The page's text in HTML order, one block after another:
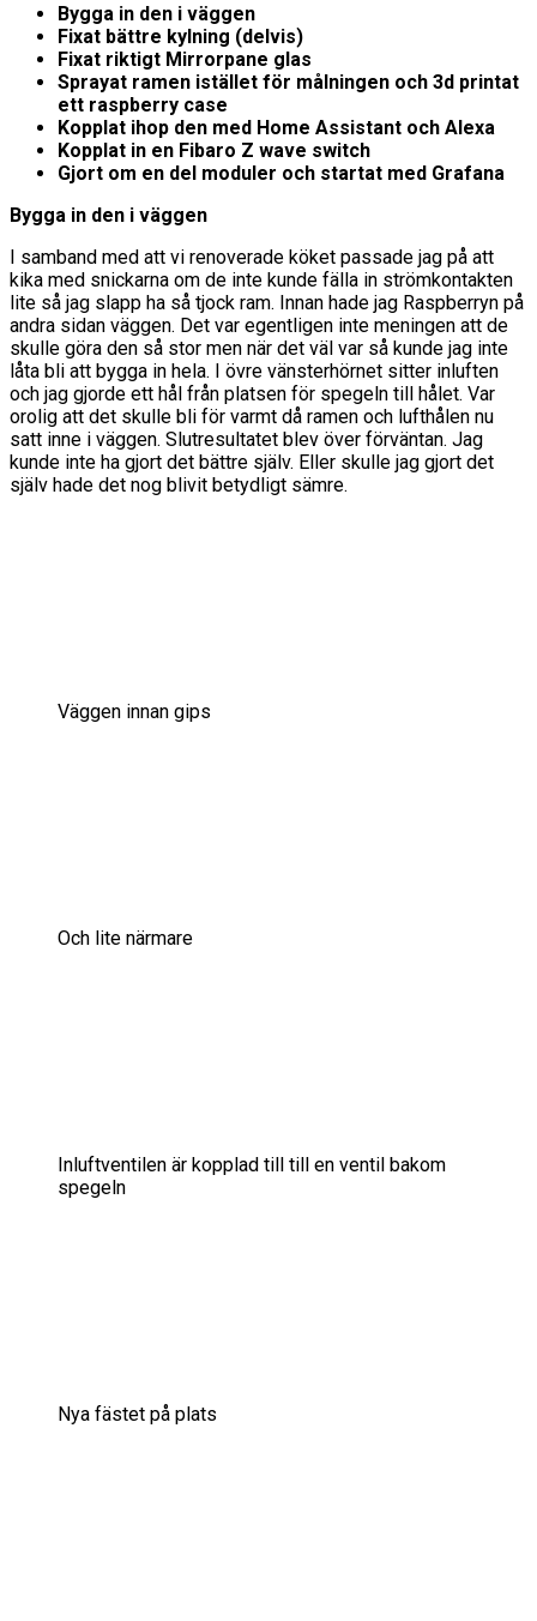
Bygga in den i väggen
Fixat bättre kylning (delvis)
Fixat riktigt Mirrorpane glas
Sprayat ramen istället för målningen och 3d printat
ett raspberry case
Kopplat ihop den med Home Assistant och Alexa
Kopplat in en Fibaro Z wave switch
Gjort om en del moduler och startat med Grafana
Bygga in den i väggen
I samband med att vi renoverade köket passade jag på att
kika med snickarna om de inte kunde fälla in strömkontakten
lite så jag slapp ha så tjock ram. Innan hade jag Raspberryn på
andra sidan väggen. Det var egentligen inte meningen att de
skulle göra den så stor men när det väl var så kunde jag inte
låta bli att bygga in hela. I övre vänsterhörnet sitter inluften
och jag gjorde ett hål från platsen för spegeln till hålet. Var
orolig att det skulle bli för varmt då ramen och lufthålen nu
satt inne i väggen. Slutresultatet blev över förväntan. Jag
kunde inte ha gjort det bättre själv. Eller skulle jag gjort det
själv hade det nog blivit betydligt sämre.
Väggen innan gips
Och lite närmare
Inluftventilen är kopplad till till en ventil bakom
spegeln
Nya fästet på plats